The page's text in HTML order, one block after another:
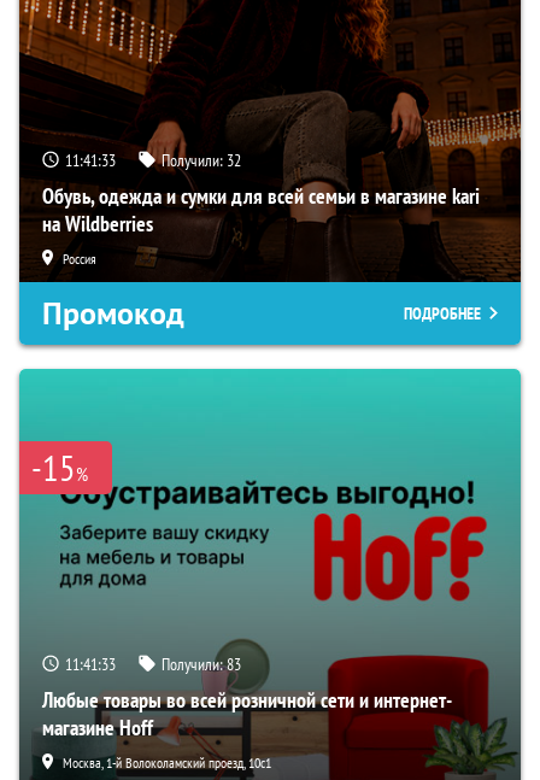
11:41:32 Получили: 32
Обувь, одежда и сумки для всей семьи в магазине kari
на Wildberries
Россия
Промокод ПОДРОБНЕЕ
-15%
11:41:32 Получили:83
Любые товары во всей розничной сети и интернет-
магазине Hoff
Москва, 1-й Волоколамский проезд, 10с1